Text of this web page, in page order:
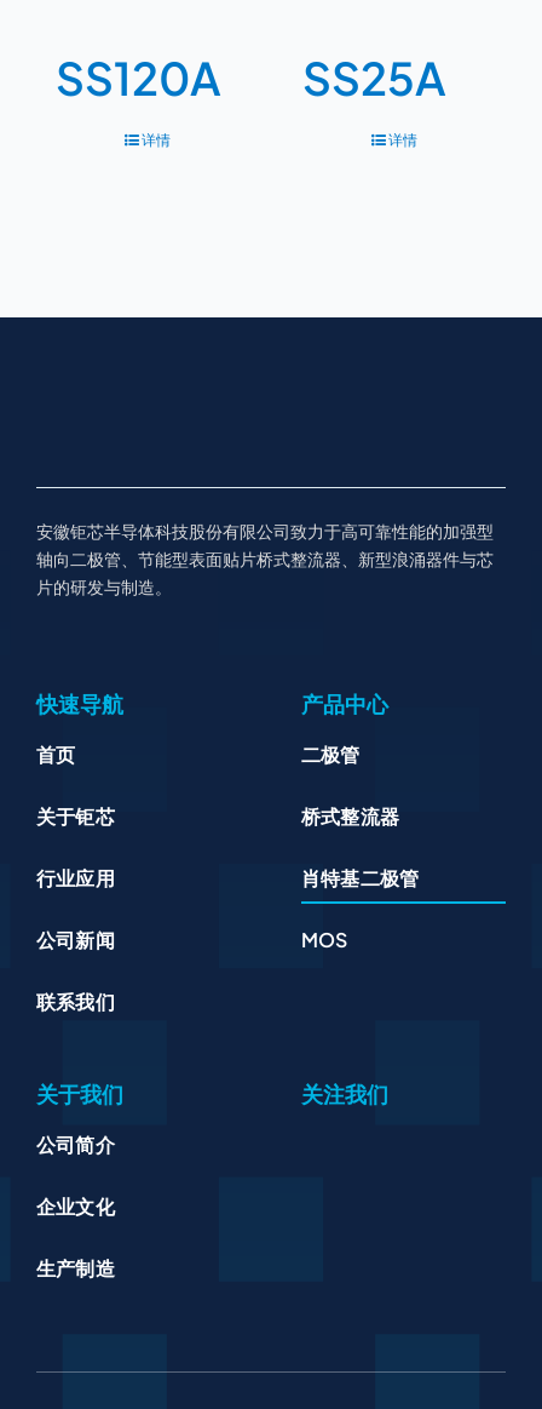
SS120A
详情
SS25A
详情
安徽钜芯半导体科技股份有限公司致力于高可靠性能的加强型
轴向二极管、节能型表面贴片桥式整流器、新型浪涌器件与芯
片的研发与制造。
快速导航
首页
关于钜芯
行业应用
公司新闻
联系我们
产品中心
二极管
桥式整流器
肖特基二极管
MOS
关于我们
公司简介
企业文化
生产制造
关注我们